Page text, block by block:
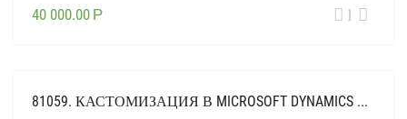
40 000.00 Р
81059. КАСТОМИЗАЦИЯ В MICROSOFT DYNAMICS ...